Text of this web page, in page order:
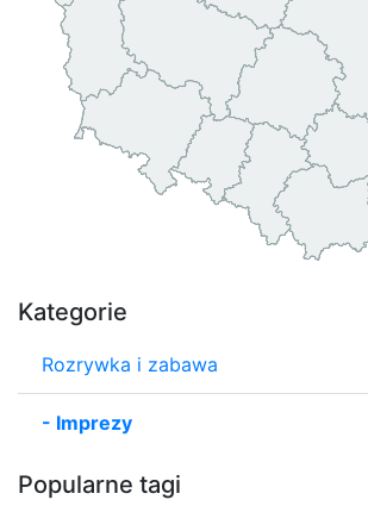
Kategorie
Rozrywka i zabawa
- Imprezy
Popularne tagi